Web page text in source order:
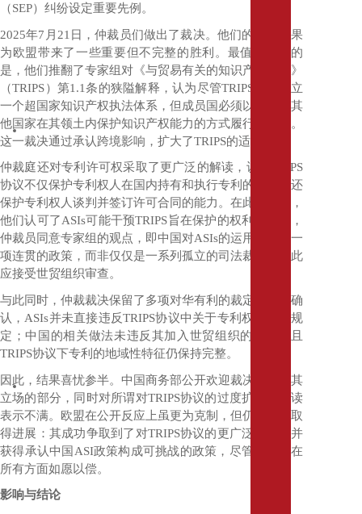
（SEP）纠纷设定重要先例。
2025年7 月 21 日，仲裁员们做出了裁决。他们的裁决结果
为欧盟带来了一些重要但不完整的胜利。最值得注意的
是，他们推翻了专家组对《与贸易有关的知识产权协定》
（TRIPS）第1.1条的狭隘解释，认为尽管TRIPS
并未建立
一个超国家知识产权执法体系，但成员国必须以不损害其
他国家在其领土内保护知识产权能力的方式履行其义务。
这一裁决通过承认跨境影响，扩大了TRIPS的适用范围。
仲裁庭还对专利许可权采取了更广泛的解读，认为
TRIPS
协议不仅保护专利权人在国内持有和执行专利的权利，还
保护专利权人谈判并签订许可合同的能力。在此背景下，
他们认可了ASIs可能干预TRIPS旨在保护的权利。此外，
仲裁员同意专家组的观点，即中国对ASIs的运用构成了一
项连贯的政策，而非仅仅是一系列孤立的司法裁决，因此
应接受世贸组织审查。
与此同时，仲裁裁决保留了多项对华有利的裁定。裁决确
认， ASIs并未直接违反TRIPS协议中关于专利权的具体规
定；中国的相关做法未违反其加入世贸组织的承诺；且
TRIPS协议下专利的地域性特征仍保持完整。
因此，结果喜忧参半。中国商务部公开欢迎裁决中支持其
立场的部分，同时对所谓对TRIPS协议的过度扩张性解读
表示不满。欧盟在公开反应上虽更为克制，但仍可宣称取
得进展：其成功争取到了对TRIPS协议的更广泛解读，并
获得承认中国ASI政策构成可挑战的政策，尽管其并未在
所有方面如愿以偿。
影响与结论